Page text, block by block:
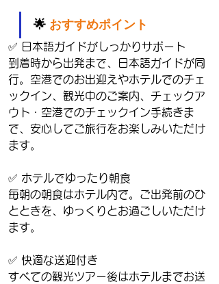
🌟 おすすめポイント
✅ 日本語ガイドがしっかりサポート
到着時から出発まで、日本語ガイドが同
行。空港でのお出迎えやホテルでのチェ
ックイン、観光中のご案内、チェックア
ウト・空港でのチェックイン手続きま
で、安心してご旅行をお楽しみいただけ
ます。
✅ ホテルでゆったり朝食
毎朝の朝食はホテル内で。ご出発前のひ
とときを、ゆっくりとお過ごしいただけ
ます。
✅ 快適な送迎付き
すべての観光ツアー後はホテルまでお送